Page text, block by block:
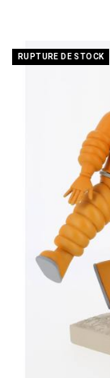
RUPTURE DE STOCK